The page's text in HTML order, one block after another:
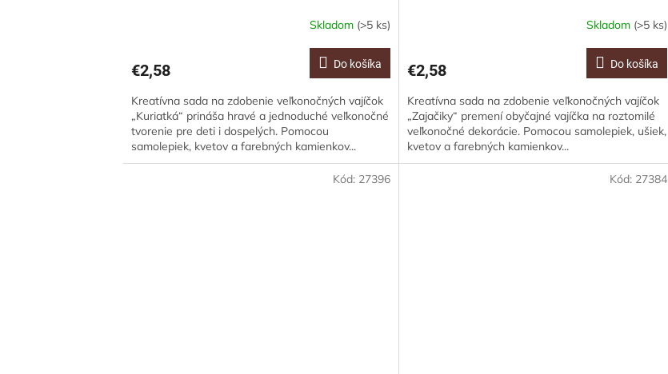
Skladom (>5 ks)
€2,58 Do košíka
Kreatívna sada na zdobenie veľkonočných vajíčok
„Kuriatká“ prináša hravé a jednoduché veľkonočné
tvorenie pre deti i dospelých. Pomocou
samolepiek, kvetov a farebných kamienkov...
Skladom (>5 ks)
€2,58 Do košíka
Kreatívna sada na zdobenie veľkonočných vajíčok
„Zajačiky“ premení obyčajné vajíčka na roztomilé
veľkonočné dekorácie. Pomocou samolepiek, ušiek,
kvetov a farebných kamienkov...
Kód: 27396 Kód: 27384